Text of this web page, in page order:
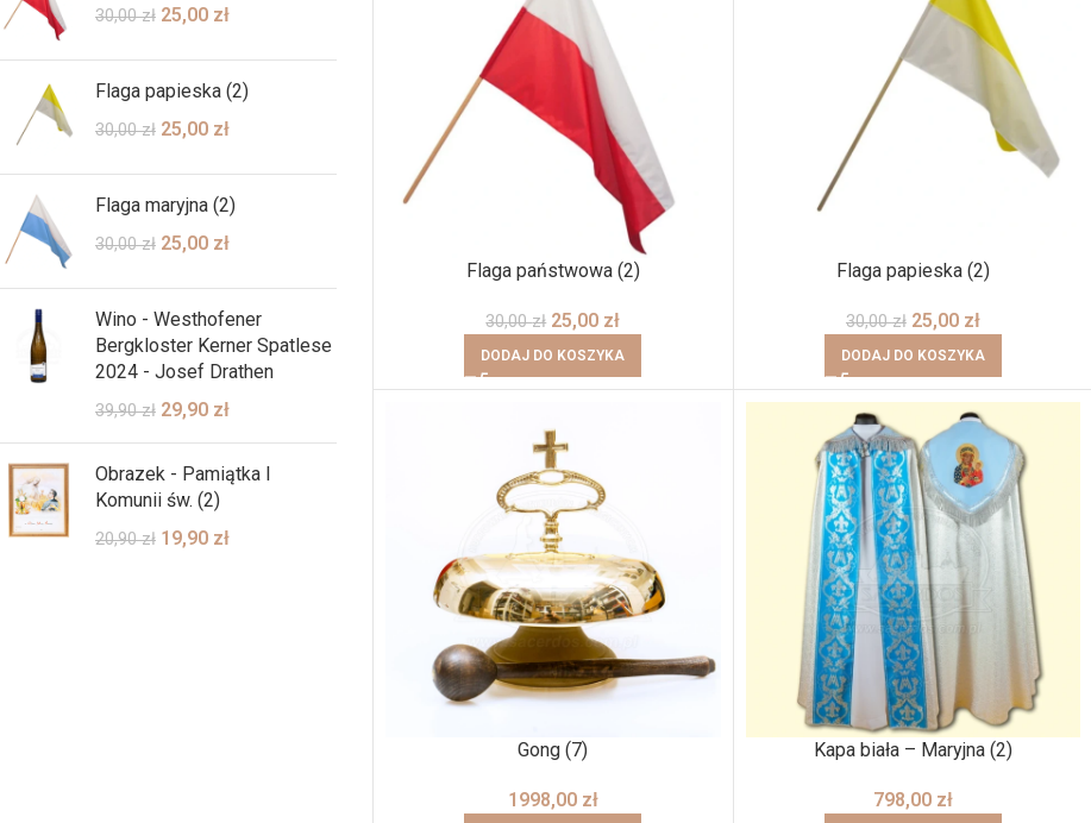
30,00zł 25,00 zł
Flaga papieska (2)
30,00zł 25,00 zł
Flaga maryjna (2)
30,00zł 25,00 zł
Wino - Westhofener
Bergkloster Kerner Spatlese
2024 - Josef Drathen
39,90zł 29,90 zł
Obrazek - Pamiątka I
Komunii św. (2)
20,90zł 19,90 zł
Flaga państwowa (2)
30,00zł 25,00 zł
DODAJ DO KOSZYKA
Flaga papieska (2)
30,00zł 25,00 zł
DODAJ DO KOSZYKA
Gong (7)
1998,00 zł
Kapa biała – Maryjna (2)
798,00 zł